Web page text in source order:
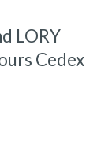
LORY
Cedex